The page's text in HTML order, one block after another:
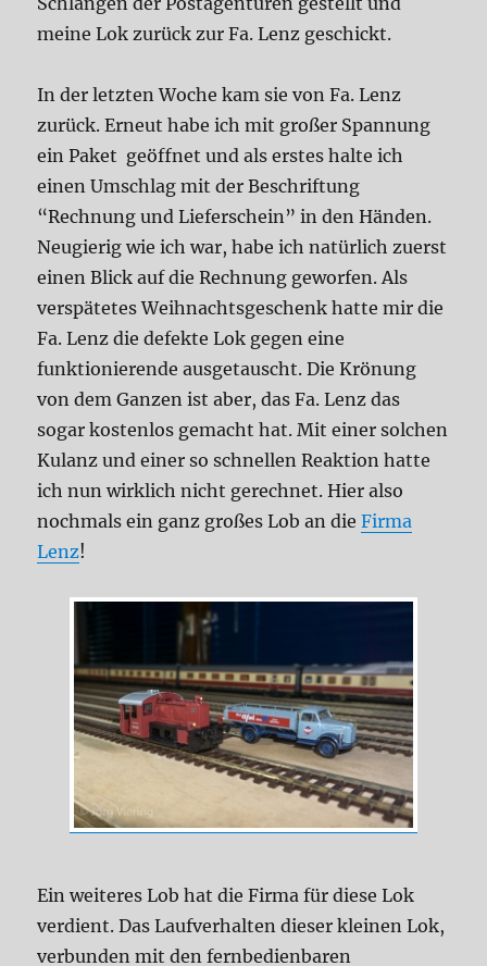
meine Lok zurück zur Fa. Lenz geschickt.
In der letzten Woche kam sie von Fa. Lenz
zurück. Erneut habe ich mit großer Spannung
ein Paket geöffnet und als erstes halte ich
einen Umschlag mit der Beschriftung
“Rechnung und Lieferschein” in den Händen.
Neugierig wie ich war, habe ich natürlich zuerst
einen Blick auf die Rechnung geworfen. Als
verspätetes Weihnachtsgeschenk hatte mir die
Fa. Lenz die defekte Lok gegen eine
funktionierende ausgetauscht. Die Krönung
von dem Ganzen ist aber, das Fa. Lenz das
sogar kostenlos gemacht hat. Mit einer solchen
Kulanz und einer so schnellen Reaktion hatte
ich nun wirklich nicht gerechnet. Hier also
nochmals ein ganz großes Lob an dieFirma
Lenz!
Ein weiteres Lob hat die Firma für diese Lok
verdient. Das Laufverhalten dieser kleinen Lok,
verbunden mit den fernbedienbaren